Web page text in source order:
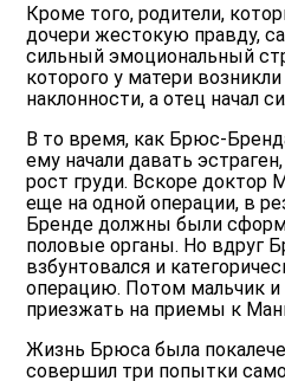
Кроме того, родители,
дочери жестокую правду,
сильный эмоциональный
которого у матери
наклонности, а отец начал
В то время, как Брюс-
ему начали давать
рост груди. Вскоре доктор
еще на одной операции, в
Бренде должны были
половые органы. Но вдруг
взбунтовался и
операцию. Потом мальчик и
приезжать на приемы к
Жизнь Брюса была
совершил три попытки